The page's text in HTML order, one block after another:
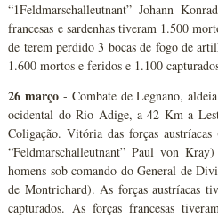
“1Feldmarschalleutnant” Johann
francesas e sardenhas tiveram 1.500
de terem perdido 3 bocas de fogo de
1.600 mortos e feridos e 1.100
26 março - Combate de Legnano,
ocidental do Rio Adige, a 42 Km a
Coligação. Vitória das forças
“Feldmarschalleutnant” Paul von
homens sob comando do General de
de Montrichard). As forças austríacas
capturados. As forças francesas